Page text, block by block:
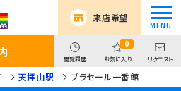
来店希望
閲覧履歴
0
お気に入り リクエスト
天拝山駅 プラセール一番館